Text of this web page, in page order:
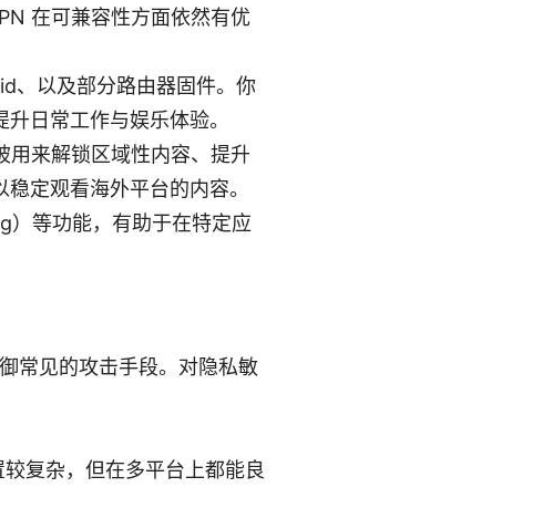
在可兼容性方面依然有优
、以及部分路由器固件。你
日常工作与娱乐体验。
用来解锁区域性内容、提升
定观看海外平台的内容。
等功能，有助于在特定应
常见的攻击手段。对隐私敏
复杂，但在多平台上都能良